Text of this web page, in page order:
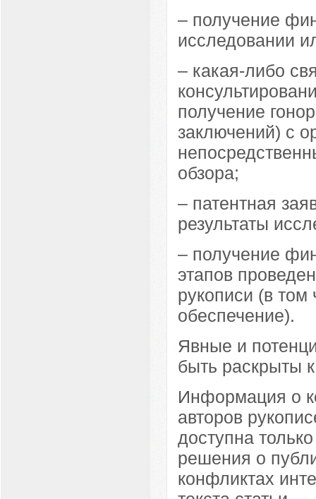
– получение
исследовании
– какая-либо
получение
заключений) с
обзора;
– патентная
результаты
– получение
этапов
рукописи (в
обеспечение).
Явные и
быть раскрыты
Информация о
авторов
доступна
решения о
конфликтах